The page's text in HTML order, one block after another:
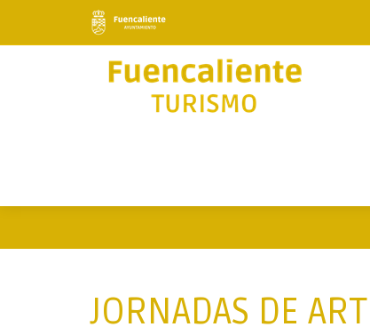
JORNADAS DE